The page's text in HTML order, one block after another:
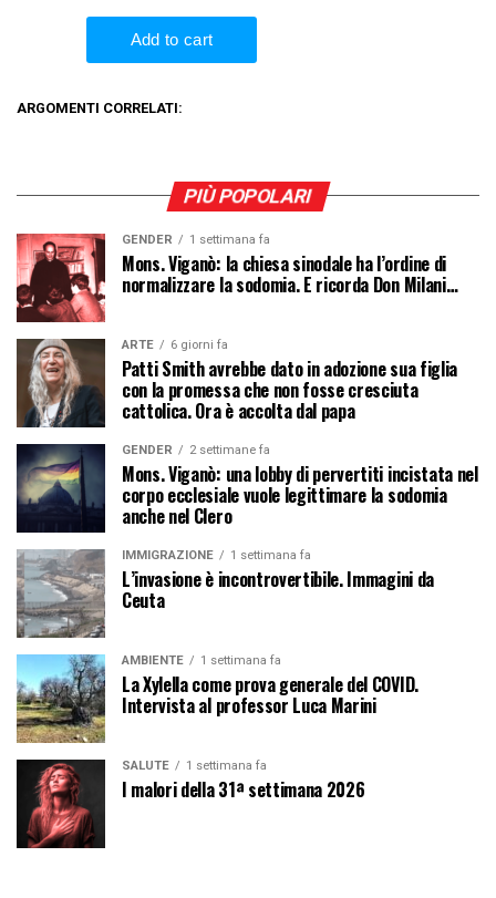
ARGOMENTI CORRELATI:
PIÙ POPOLARI
GENDER 1 settimana fa
Mons. Viganò: la chiesa sinodale ha l’ordine di
normalizzare la sodomia. E ricorda Don Milani…
ARTE 6 giorni fa
Patti Smith avrebbe dato in adozione sua figlia
con la promessa che non fosse cresciuta
cattolica. Ora è accolta dal papa
GENDER 2 settimane fa
Mons. Viganò: una lobby di pervertiti incistata nel
corpo ecclesiale vuole legittimare la sodomia
anche nel Clero
IMMIGRAZIONE 1 settimana fa
L’invasione è incontrovertibile. Immagini da
Ceuta
AMBIENTE 1 settimana fa
La Xylella come prova generale del COVID.
Intervista al professor Luca Marini
SALUTE 1 settimana fa
I malori della 31ª settimana 2026